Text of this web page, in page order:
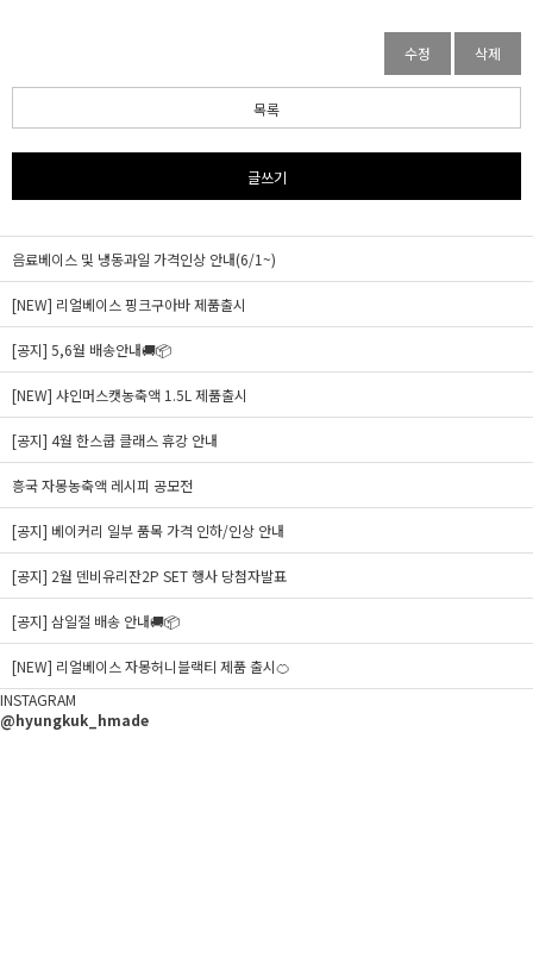
수정 삭제
목록
글쓰기
음료베이스 및 냉동과일 가격인상 안내(6/1~)
[NEW] 리얼베이스 핑크구아바 제품출시
[공지] 5,6월 배송안내🚚📦️
[NEW] 샤인머스캣농축액 1.5L 제품출시
[공지] 4월 한스쿱 클래스 휴강 안내
흥국 자몽농축액 레시피 공모전
[공지] 베이커리 일부 품목 가격 인하/인상 안내
[공지] 2월 덴비유리잔2P SET 행사 당첨자발표
[공지] 삼일절 배송 안내🚚📦️
[NEW] 리얼베이스 자몽허니블랙티 제품 출시🍊
INSTAGRAM
@hyungkuk_hmade